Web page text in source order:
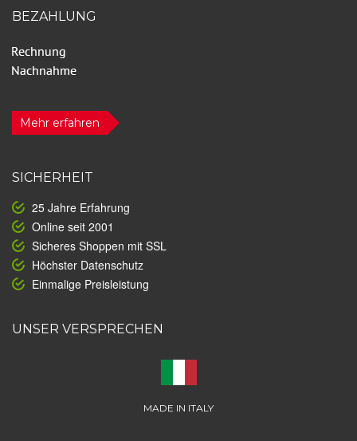
BEZAHLUNG
Mehr erfahren
SICHERHEIT
25 Jahre Erfahrung
Online seit 2001
Sicheres Shoppen mit SSL
Höchster Datenschutz
Einmalige Preisleistung
UNSER VERSPRECHEN
MADE IN ITALY